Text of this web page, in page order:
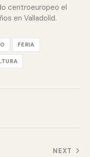
centroeuropeo el
en Valladolid.
FERIA
NEXT